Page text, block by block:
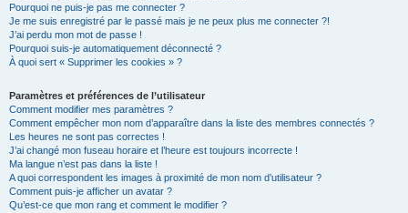
Pourquoi ne puis-je pas me connecter ?
Je me suis enregistré par le passé mais je ne peux plus me connecter ?!
J’ai perdu mon mot de passe !
Pourquoi suis-je automatiquement déconnecté ?
À quoi sert « Supprimer les cookies » ?
Paramètres et préférences de l’utilisateur
Comment modifier mes paramètres ?
Comment empêcher mon nom d’apparaître dans la liste des membres connectés ?
Les heures ne sont pas correctes !
J’ai changé mon fuseau horaire et l’heure est toujours incorrecte !
Ma langue n’est pas dans la liste !
A quoi correspondent les images à proximité de mon nom d’utilisateur ?
Comment puis-je afficher un avatar ?
Qu’est-ce que mon rang et comment le modifier ?